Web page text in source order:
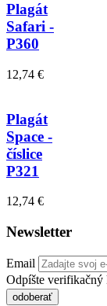
Plagát
Safari -
P360
12,74 €
Plagát
Space -
číslice
P321
12,74 €
Newsletter
Email
Odpíšte verifikačný
odoberať